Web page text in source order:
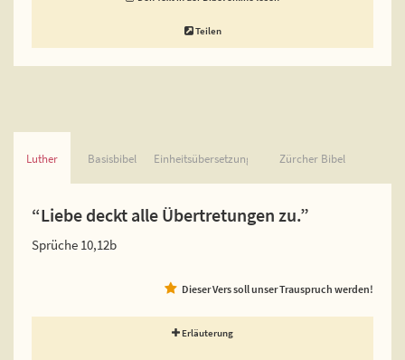
Teilen
Luther Basisbibel Einheitsübersetzung Zürcher Bibel
“Liebe deckt alle Übertretungen zu.”
Sprüche 10,12b
Dieser Vers soll unser Trauspruch werden!
Erläuterung